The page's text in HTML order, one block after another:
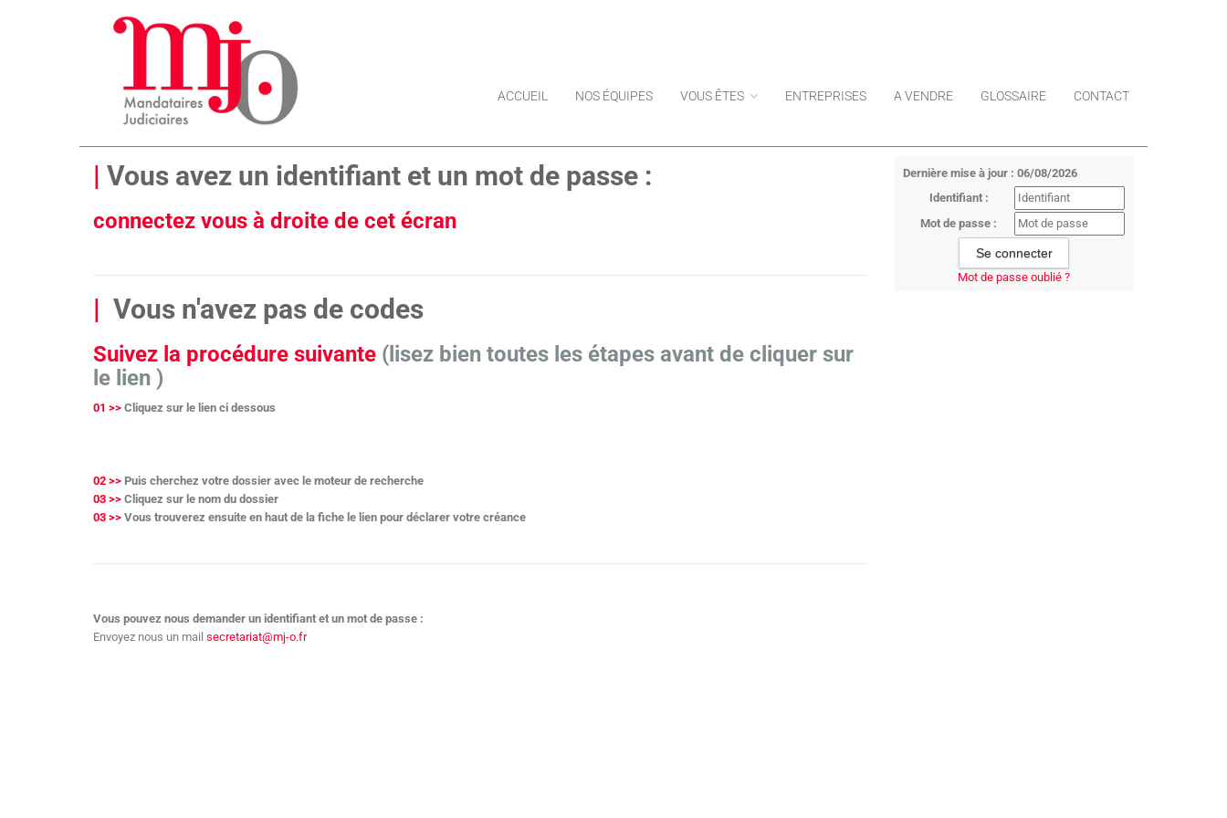
ACCUEIL NOS ÉQUIPES VOUS ÊTES ENTREPRISES A VENDRE GLOSSAIRE CONTACT
Dernière mise à jour : 06/08/2026
Identifiant :
Mot de passe :
Mot de passe oublié ?
| Vous avez un identifiant et un mot de passe :
connectez vous à droite de cet écran
| Vous n'avez pas de codes
Suivez la procédure suivante (lisez bien toutes les étapes avant de cliquer sur
le lien )
01 >> Cliquez sur le lien ci dessous
02 >> Puis cherchez votre dossier avec le moteur de recherche
03 >> Cliquez sur le nom du dossier
03 >> Vous trouverez ensuite en haut de la fiche le lien pour déclarer votre créance
Vous pouvez nous demander un identifiant et un mot de passe :
Envoyez nous un mail secretariat@mj-o.fr